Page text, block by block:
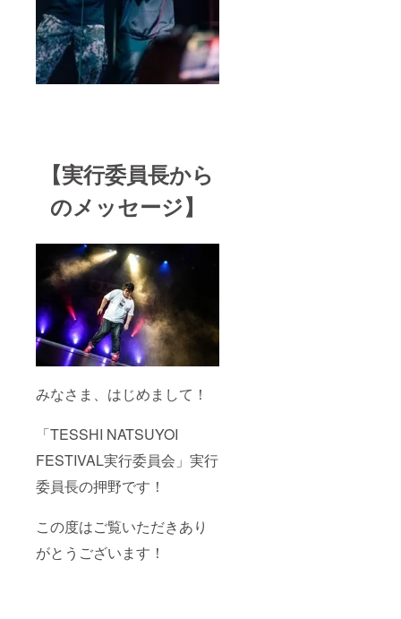
【実行委員長から
のメッセージ】
みなさま、はじめまして！
「TESSHI NATSUYOI
FESTIVAL実行委員会」実行
委員長の押野です！
この度はご覧いただきあり
がとうございます！